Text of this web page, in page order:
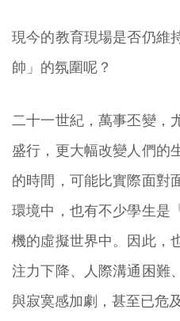
現今的教育現場是否仍維
帥」的氛圍呢？
二十一世紀，萬事丕變，
盛行，更大幅改變人們的
的時間，可能比實際面對
環境中，也有不少學生是
機的虛擬世界中。因此，
注力下降、人際溝通困難
與寂寞感加劇，甚至已危